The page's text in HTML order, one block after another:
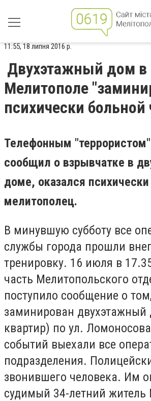
11:55, 18 липня 2016 р.
Двухэтажный дом в
Мелитополе
психически больной
Телефонным
сообщил о взрывчатке в
доме, оказался
мелитополец.
В минувшую субботу все
службы города прошли
тренировку. 16 июля в
часть Мелитопольского
поступило сообщение о
заминирован двухэтажный
квартир) по ул.
событий выехали все
подразделения.
звонившего человека. Им
судимый 34-летний житель